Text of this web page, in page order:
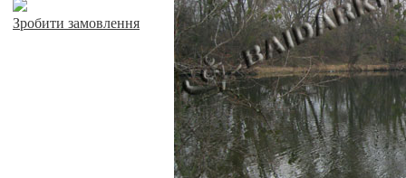
Зробити замовлення